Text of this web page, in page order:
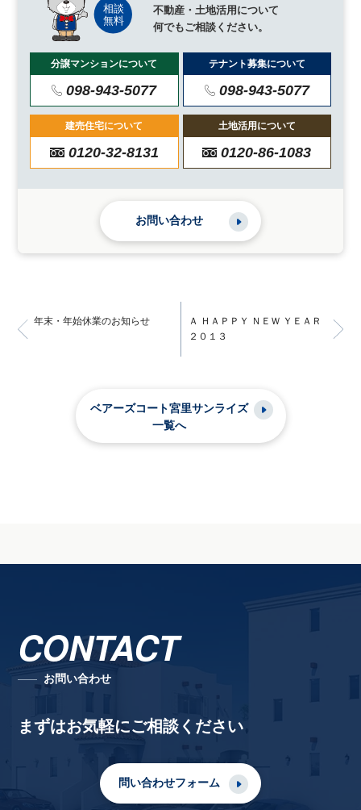
不動産・土地活用について
何でもご相談ください。
分譲マンションについて
098-943-5077
テナント募集について
098-943-5077
建売住宅について
0120-32-8131
土地活用について
0120-86-1083
お問い合わせ
年末・年始休業のお知らせ
Ａ ＨＡＰＰＹ ＮＥＷ ＹＥＡＲ
２０１３
ベアーズコート宮里サンライズ
一覧へ
CONTACT
お問い合わせ
まずはお気軽にご相談ください
問い合わせフォーム